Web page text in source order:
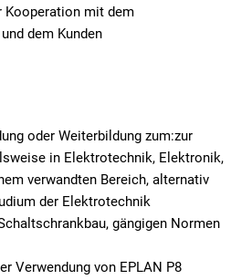
Kooperation mit dem
dem Kunden
oder Weiterbildung zum:zur
in Elektrotechnik, Elektronik,
verwandten Bereich, alternativ
der Elektrotechnik
gängigen Normen
Verwendung von EPLAN P8